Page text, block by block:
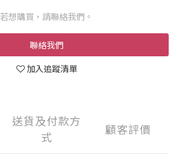
若想購買，請聯絡我們。
聯絡我們
加入追蹤清單
送貨及付款方
式
顧客評價